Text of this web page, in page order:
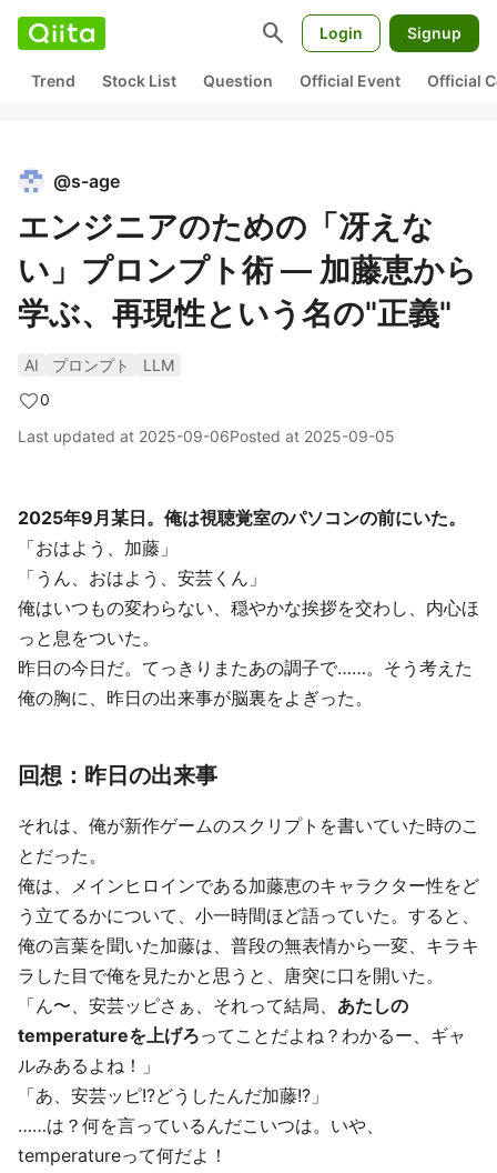
search Login Signup
Trend Stock List Question Official Event Official
@s-age
エンジニアのための「冴えな
い」プロンプト術 ― 加藤恵から
学ぶ、再現性という名の"正義"
AI プロンプト
LLM
0
Last updated at 2025-09-06Posted at 2025-09-05
2025年9月某日。俺は視聴覚室のパソコンの前にいた。
「おはよう、加藤」
「うん、おはよう、安芸くん」
俺はいつもの変わらない、穏やかな挨拶を交わし、内心ほ
っと息をついた。
昨日の今日だ。てっきりまたあの調子で……。そう考えた
俺の胸に、昨日の出来事が脳裏をよぎった。
回想：昨日の出来事
それは、俺が新作ゲームのスクリプトを書いていた時のこ
とだった。
俺は、メインヒロインである加藤恵のキャラクター性をど
う立てるかについて、小一時間ほど語っていた。すると、
俺の言葉を聞いた加藤は、普段の無表情から一変、キラキ
ラした目で俺を見たかと思うと、唐突に口を開いた。
「ん〜、安芸ッピさぁ、それって結局、 あたしの
temperatureを上げろってことだよね？わかるー、ギャ
ルみあるよね！」
「あ、安芸ッピ!?どうしたんだ加藤!?」
……は？何を言っているんだこいつは。いや、
temperatureって何だよ！